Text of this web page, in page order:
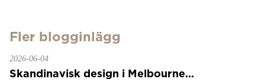
Fler blogginlägg
2026-06-04
Skandinavisk design i Melbourne...